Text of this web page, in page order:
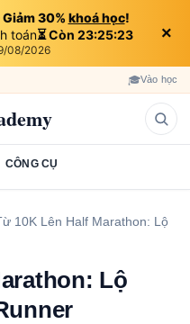
30% khoá học!
toán⏳ Còn 23:25:22
08/2026
×
🎓Vào học
CÔNG CỤ
10K Lên Half Marathon: Lộ
Lộ